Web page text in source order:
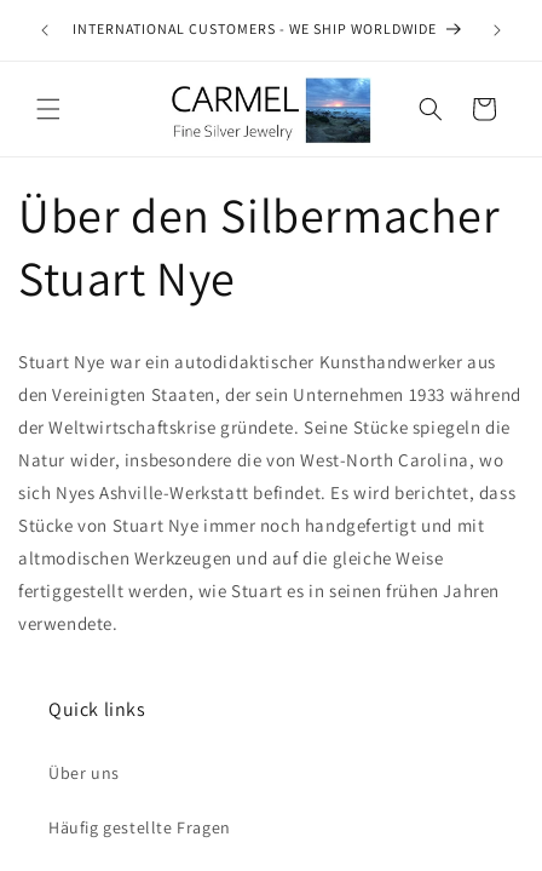
zum
on
INTERNATIONAL CUSTOMERS - WE SHIP WORLDWIDE
Warenkorb
Über den Silbermacher
Stuart Nye
Stuart Nye war ein autodidaktischer Kunsthandwerker aus
den Vereinigten Staaten, der sein Unternehmen 1933 während
der Weltwirtschaftskrise gründete. Seine Stücke spiegeln die
Natur wider, insbesondere die von West-North Carolina, wo
sich Nyes Ashville-Werkstatt befindet. Es wird berichtet, dass
Stücke von Stuart Nye immer noch handgefertigt und mit
altmodischen Werkzeugen und auf die gleiche Weise
fertiggestellt werden, wie Stuart es in seinen frühen Jahren
verwendete.
Quick links
Über uns
Häufig gestellte Fragen